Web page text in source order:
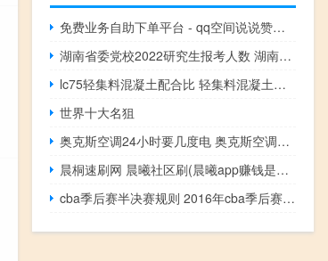
免费业务自助下单平台 - qq空间说说赞网站免费
湖南省委党校2022研究生报考人数 湖南省委党校在职研究生
lc75轻集料混凝土配合比 轻集料混凝土生产厂家
世界十大名狙
奥克斯空调24小时要几度电 奥克斯空调24小时服务电话
晨桐速刷网 晨曦社区刷(晨曦app赚钱是真的吗)
cba季后赛半决赛规则 2016年cba季后赛对阵图